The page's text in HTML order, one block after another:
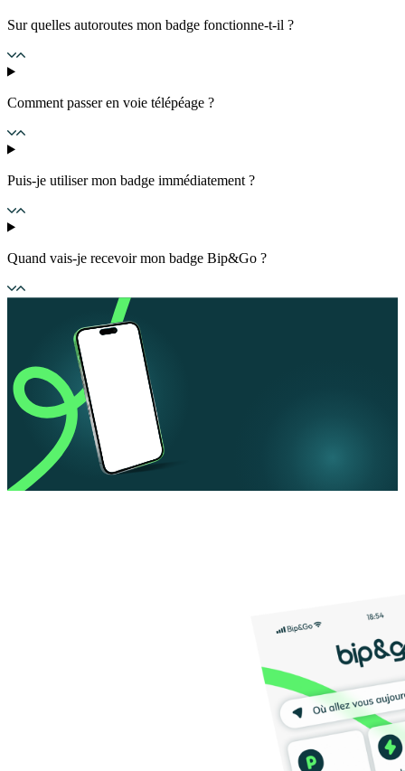
Sur quelles autoroutes mon badge fonctionne-t-il ?
Comment passer en voie télépéage ?
Puis-je utiliser mon badge immédiatement ?
Quand vais-je recevoir mon badge Bip&Go ?